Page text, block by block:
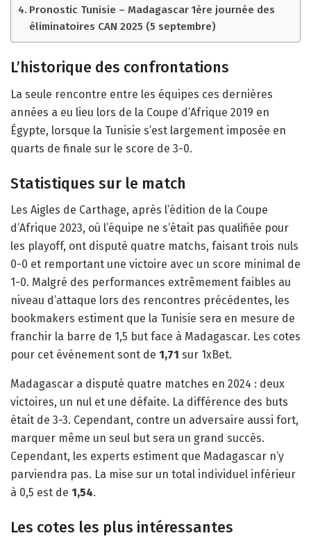
Pronostic Tunisie – Madagascar 1ère journée des
éliminatoires CAN 2025 (5 septembre)
L’historique des confrontations
La seule rencontre entre les équipes ces dernières
années a eu lieu lors de la Coupe d’Afrique 2019 en
Égypte, lorsque la Tunisie s’est largement imposée en
quarts de finale sur le score de 3-0.
Statistiques sur le match
Les Aigles de Carthage, après l’édition de la Coupe
d’Afrique 2023, où l’équipe ne s’était pas qualifiée pour
les playoff, ont disputé quatre matchs, faisant trois nuls
0-0 et remportant une victoire avec un score minimal de
1-0. Malgré des performances extrêmement faibles au
niveau d’attaque lors des rencontres précédentes, les
bookmakers estiment que la Tunisie sera en mesure de
franchir la barre de 1,5 but face à Madagascar. Les cotes
pour cet événement sont de 1,71 sur 1xBet.
Madagascar a disputé quatre matches en 2024 : deux
victoires, un nul et une défaite. La différence des buts
était de 3-3. Cependant, contre un adversaire aussi fort,
marquer même un seul but sera un grand succès.
Cependant, les experts estiment que Madagascar n’y
parviendra pas. La mise sur un total individuel inférieur
à 0,5 est de 1,54.
Les cotes les plus intéressantes